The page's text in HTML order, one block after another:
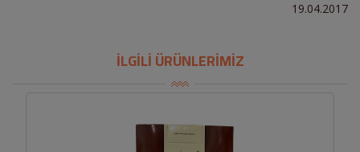
19.04.2017
İLGİLİ ÜRÜNLERİMİZ